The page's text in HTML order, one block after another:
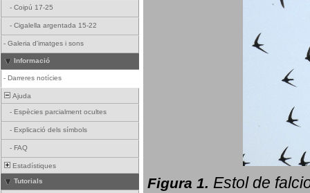
- Coipú 17-25
- Cigalella argentada 15-22
- Galeria d'imatges i sons
Informació
- Darreres notícies
Ajuda
- Espècies parcialment ocultes
- Explicació dels símbols
- FAQ
Estadístiques
Tutorials
Figura 1. Estol de